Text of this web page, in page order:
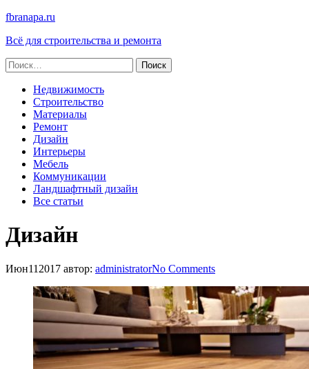
fbranapa.ru
Всё для строительства и ремонта
Найти:
Недвижимость
Строительство
Материалы
Ремонт
Дизайн
Интерьеры
Мебель
Коммуникации
Ландшафтный дизайн
Все статьи
Дизайн
Июн11 2017 автор: administratorNo Comments